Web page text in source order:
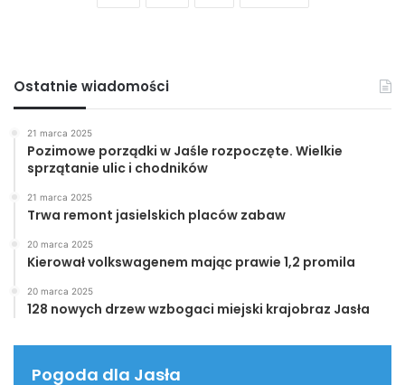
Ostatnie wiadomości
21 marca 2025
Pozimowe porządki w Jaśle rozpoczęte. Wielkie
sprzątanie ulic i chodników
21 marca 2025
Trwa remont jasielskich placów zabaw
20 marca 2025
Kierował volkswagenem mając prawie 1,2 promila
20 marca 2025
128 nowych drzew wzbogaci miejski krajobraz Jasła
Pogoda dla Jasła